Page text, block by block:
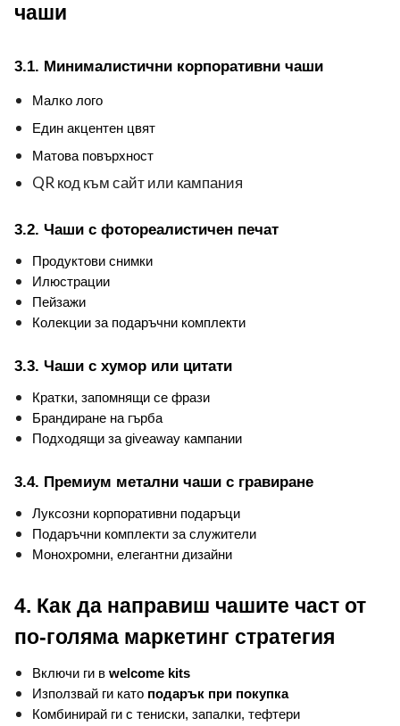
чаши
3.1. Минималистични корпоративни чаши
Малко лого
Един акцентен цвят
Матова повърхност
QR код към сайт или кампания
3.2. Чаши с фотореалистичен печат
Продуктови снимки
Илюстрации
Пейзажи
Колекции за подаръчни комплекти
3.3. Чаши с хумор или цитати
Кратки, запомнящи се фрази
Брандиране на гърба
Подходящи за giveaway кампании
3.4. Премиум метални чаши с гравиране
Луксозни корпоративни подаръци
Подаръчни комплекти за служители
Монохромни, елегантни дизайни
4. Как да направиш чашите част от
по-голяма маркетинг стратегия
Включи ги в welcome kits
Използвай ги като подарък при покупка
Комбинирай ги с тениски, запалки, тефтери